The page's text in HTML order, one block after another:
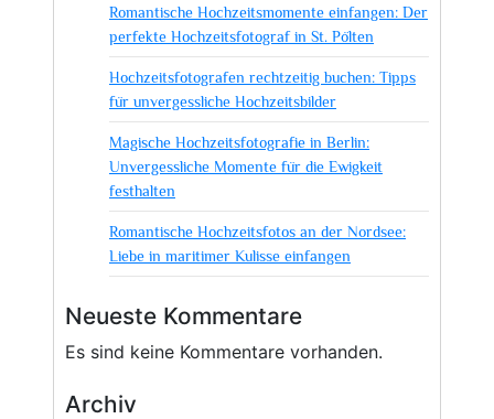
Romantische Hochzeitsmomente einfangen: Der
perfekte Hochzeitsfotograf in St. Pölten
Hochzeitsfotografen rechtzeitig buchen: Tipps
für unvergessliche Hochzeitsbilder
Magische Hochzeitsfotografie in Berlin:
Unvergessliche Momente für die Ewigkeit
festhalten
Romantische Hochzeitsfotos an der Nordsee:
Liebe in maritimer Kulisse einfangen
Neueste Kommentare
Es sind keine Kommentare vorhanden.
Archiv